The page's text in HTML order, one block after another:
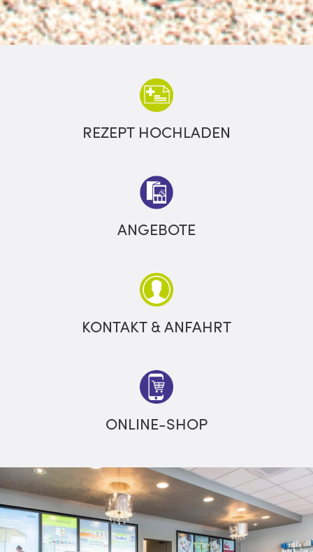
REZEPT HOCHLADEN
ANGEBOTE
KONTAKT & ANFAHRT
ONLINE-SHOP